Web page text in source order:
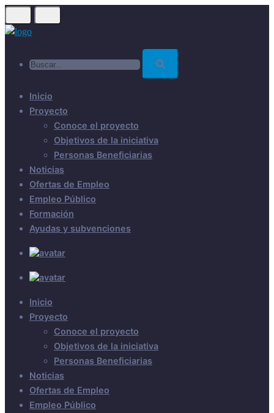
Skip
to
Inicio
Proyecto
Conoce el proyecto
Objetivos de la iniciativa
Personas Beneficiarias
Noticias
Ofertas de Empleo
Empleo Público
Formación
Ayudas y subvenciones
Inicio
Proyecto
Conoce el proyecto
Objetivos de la iniciativa
Personas Beneficiarias
Noticias
Ofertas de Empleo
Empleo Público